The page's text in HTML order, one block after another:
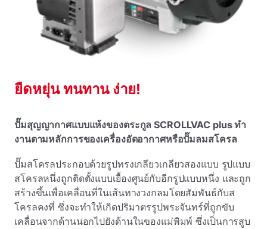
ยืดหยุ่น ทนทาน ง่าย!
ปั๊มสุญญากาศแบบแห้งของตระกูล SCROLLVAC plus ทํา
งานตามหลักการของเครื่องอัดอากาศหรือปั๊มลมสโครล
ปั๊มสโครลประกอบด้วยรูปทรงเกลียวเกลียวสองแบบ รูปแบบ
สโครลหนึ่งถูกติดตั้งแบบเยื้องศูนย์กับอีกรูปแบบหนึ่ง และถูก
สร้างขึ้นเพื่อเคลื่อนที่ในเส้นทางวงกลมโดยสัมพันธ์กับส
โครลคงที่ ซึ่งจะทําให้เกิดปริมาตรรูปพระจันทร์ที่ถูกขับ
เคลื่อนจากด้านนอกไปยังด้านในของแม่พิมพ์ ซึ่งเป็นการสูบ